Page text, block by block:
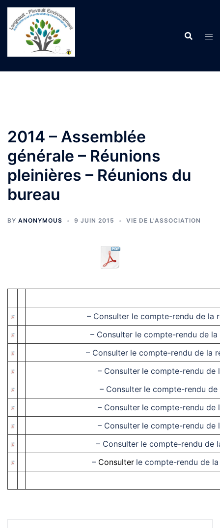
Aller
contenu
2014 – Assemblée
générale – Réunions
pleinières – Réunions du
bureau
BY ANONYMOUS 9 JUIN 2015 VIE DE L'ASSOCIATION
– Consulter le compte-rendu de la
– Consulter le compte-rendu de
– Consulter le compte-rendu de la
– Consulter le compte-rendu de
– Consulter le compte-rendu
– Consulter le compte-rendu de
– Consulter le compte-rendu de
– Consulter le compte-rendu de
– Consulter le compte-rendu de